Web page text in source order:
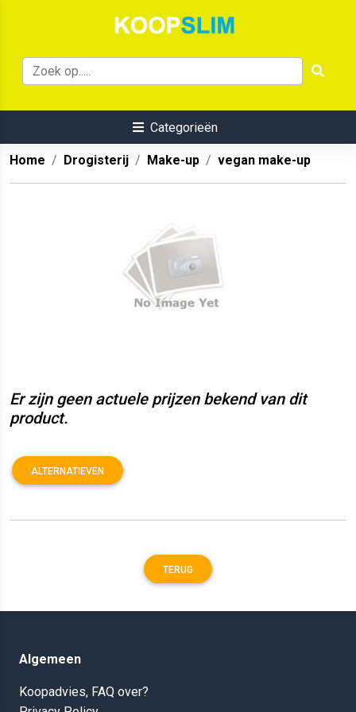
Categorieën
Home Drogisterij Make-up vegan make-up
Er zijn geen actuele prijzen bekend van dit
product.
ALTERNATIEVEN
TERUG
Algemeen
Koopadvies, FAQ over?